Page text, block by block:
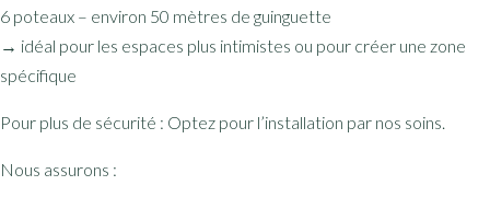
6 poteaux – environ 50 mètres de guinguette
→ idéal pour les espaces plus intimistes ou pour créer une zone
spécifique
Pour plus de sécurité : Optez pour l’installation par nos soins.
Nous assurons :